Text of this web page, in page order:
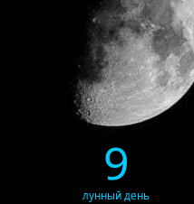
9
лунный день